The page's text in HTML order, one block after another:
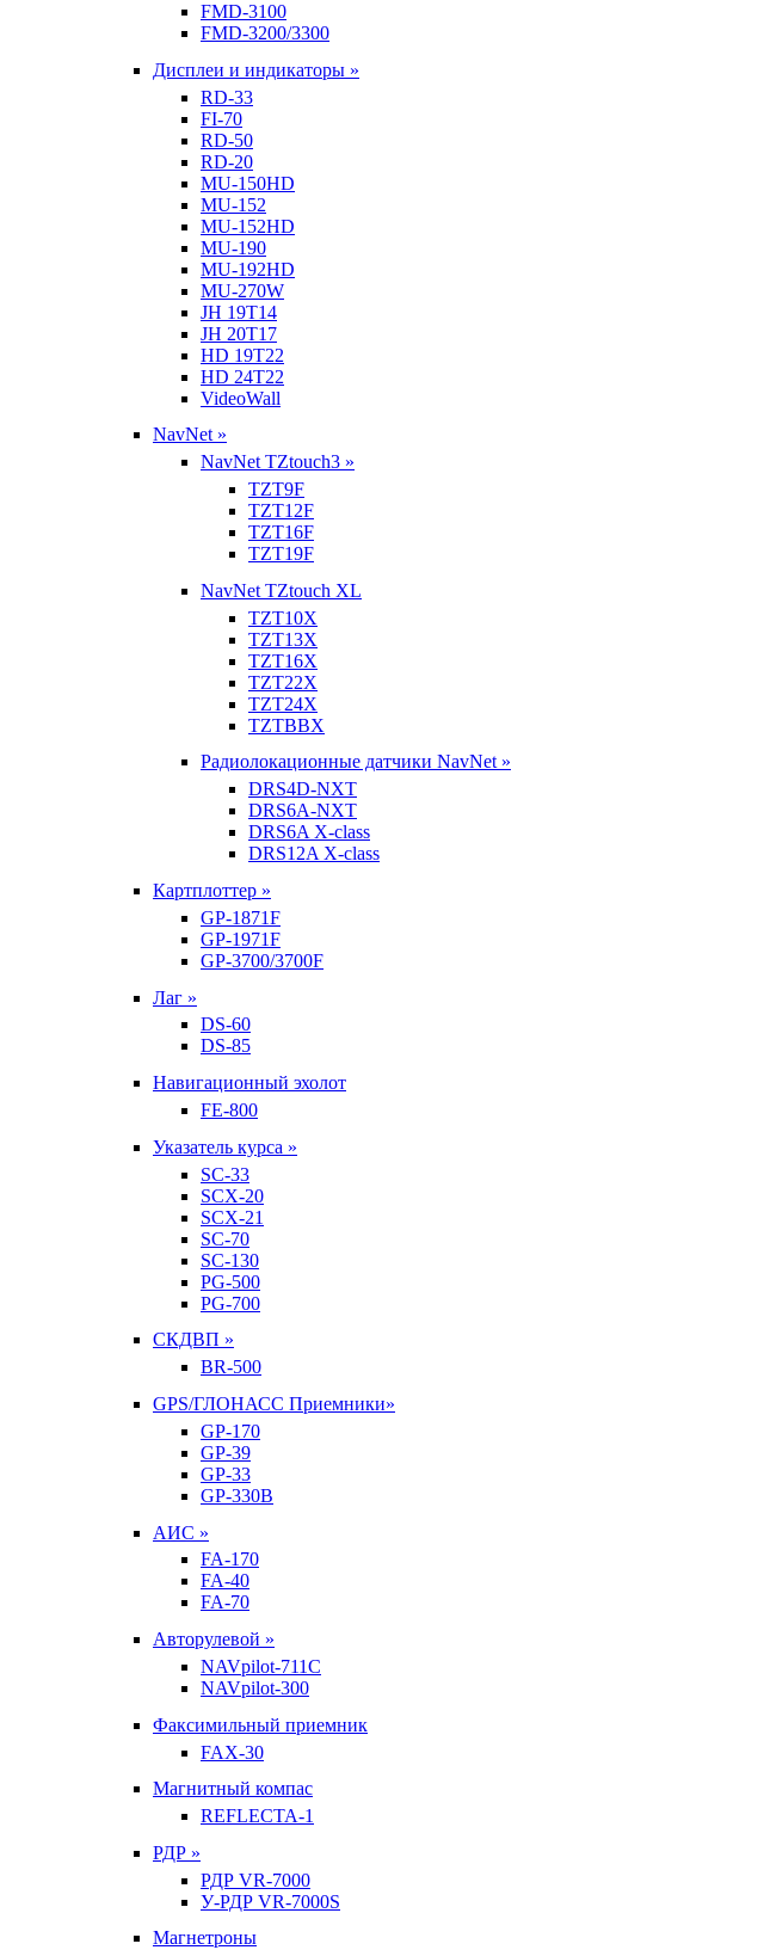
FMD-3100
FMD-3200/3300
Дисплеи и индикаторы »
RD-33
FI-70
RD-50
RD-20
MU-150HD
MU-152
MU-152HD
MU-190
MU-192HD
MU-270W
JH 19T14
JH 20T17
HD 19T22
HD 24T22
VideoWall
NavNet »
NavNet TZtouch3 »
TZT9F
TZT12F
TZT16F
TZT19F
NavNet TZtouch XL
TZT10X
TZT13X
TZT16X
TZT22X
TZT24X
TZTBBX
Радиолокационные датчики NavNet »
DRS4D-NXT
DRS6A-NXT
DRS6A X-class
DRS12A X-class
Картплоттер »
GP-1871F
GP-1971F
GP-3700/3700F
Лаг »
DS-60
DS-85
Навигационный эхолот
FE-800
Указатель курса »
SC-33
SCX-20
SCX-21
SC-70
SC-130
PG-500
PG-700
СКДВП »
BR-500
GPS/ГЛОНАСС Приемники»
GP-170
GP-39
GP-33
GP-330B
АИС »
FA-170
FA-40
FA-70
Авторулевой »
NAVpilot-711С
NAVpilot-300
Факсимильный приемник
FAX-30
Магнитный компас
REFLECTA-1
РДР »
РДР VR-7000
У-РДР VR-7000S
Магнетроны